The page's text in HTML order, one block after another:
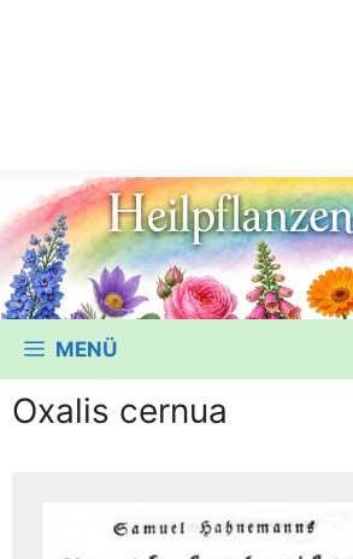
MENÜ
Oxalis cernua